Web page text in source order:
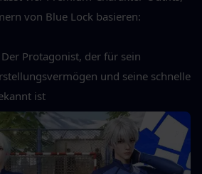
von Blue Lock basieren:
Protagonist, der für sein
und seine schnelle
ist